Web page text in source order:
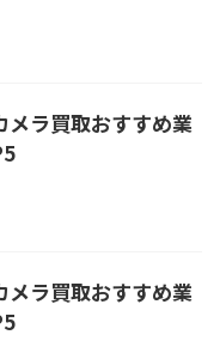
メラ買取おすすめ業
メラ買取おすすめ業